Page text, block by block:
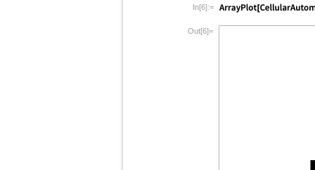
In[6]:=
Out[6]=